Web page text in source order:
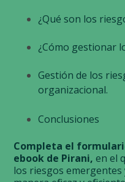
¿Qué son los
¿Cómo gestionar
Gestión de los
organizacional.
Conclusiones
Completa el
ebook de Pirani, en el
los riesgos